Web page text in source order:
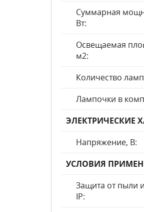
Суммарная
Вт:
Освещаемая
м2:
Количество
Лампочки в
ЭЛЕКТРИЧЕСКИЕ
Напряжение, В:
УСЛОВИЯ
Защита от пыли
IP: